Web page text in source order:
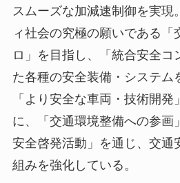
スムーズな加減速制御を実現
ィ社会の究極の願いである
ロ」を目指し、「統合安全コ
た各種の安全装備・システム
「より安全な車両・技術開
に、「交通環境整備への参画
安全啓発活動」を通じ、交通
組みを強化している。